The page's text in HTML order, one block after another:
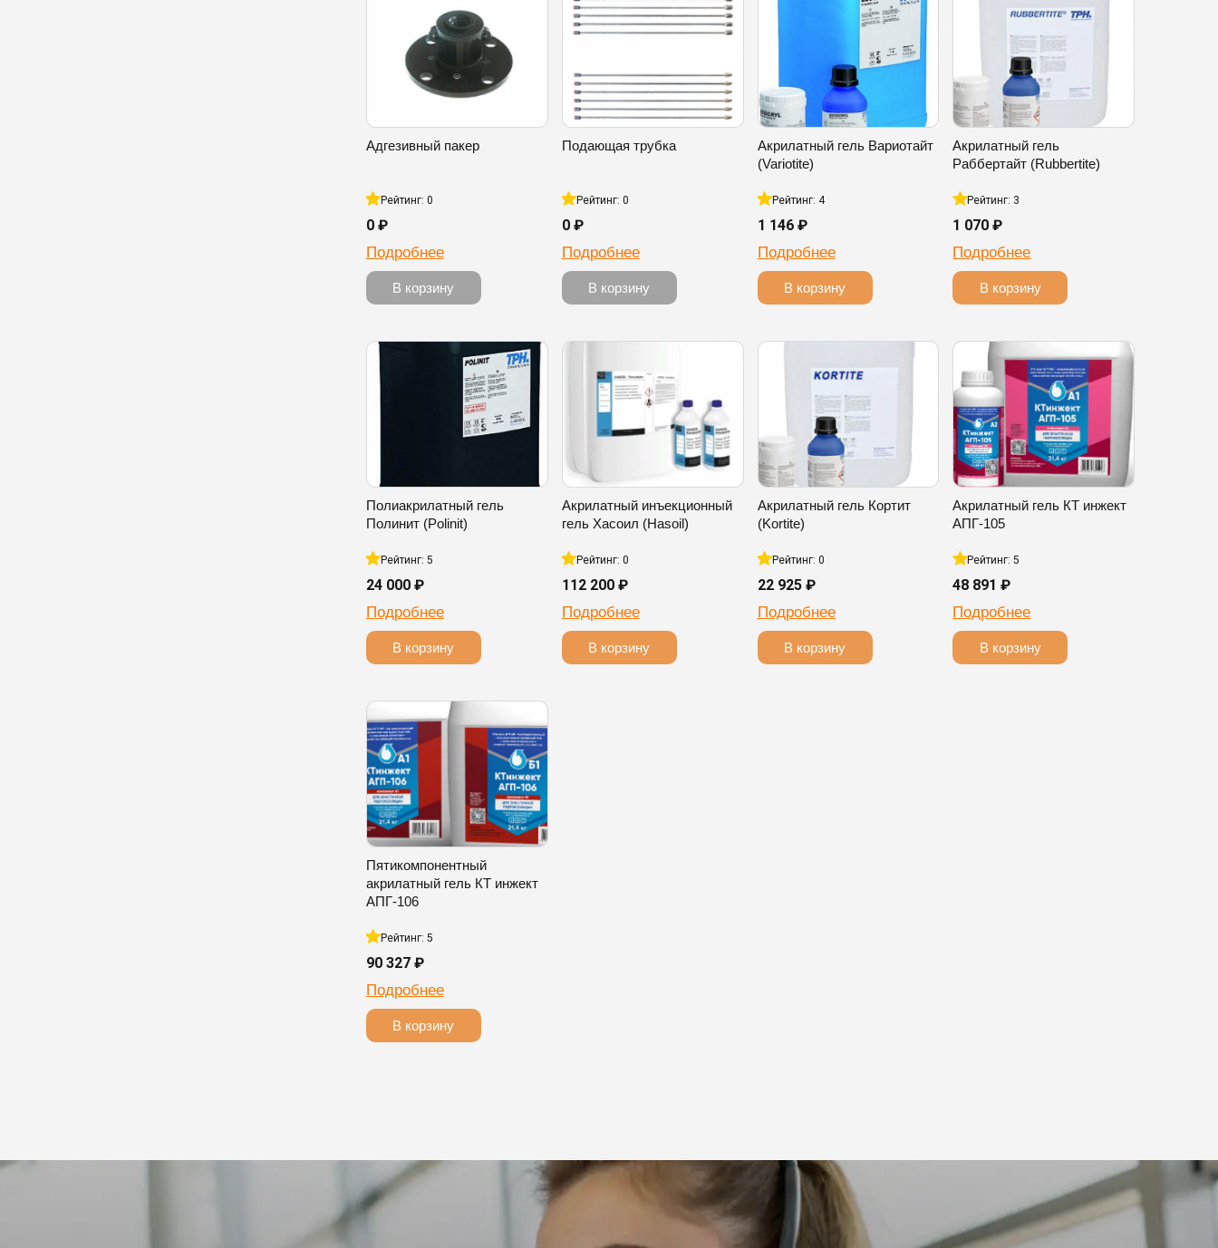
Адгезивный пакер
Рейтинг: 0
0 ₽
Подробнее
В корзину
Подающая трубка
Рейтинг: 0
0 ₽
Подробнее
В корзину
Акрилатный гель Вариотайт
(Variotite)
Рейтинг: 4
1 146 ₽
Подробнее
В корзину
Акрилатный гель
Раббертайт (Rubbertite)
Рейтинг: 3
1 070 ₽
Подробнее
В корзину
Полиакрилатный гель
Полинит (Polinit)
Рейтинг: 5
24 000 ₽
Подробнее
В корзину
Акрилатный инъекционный
гель Хасоил (Hasoil)
Рейтинг: 0
112 200 ₽
Подробнее
В корзину
Акрилатный гель Кортит
(Kortite)
Рейтинг: 0
22 925 ₽
Подробнее
В корзину
Акрилатный гель КТ инжект
АПГ-105
Рейтинг: 5
48 891 ₽
Подробнее
В корзину
Пятикомпонентный
акрилатный гель КТ инжект
АПГ-106
Рейтинг: 5
90 327 ₽
Подробнее
В корзину